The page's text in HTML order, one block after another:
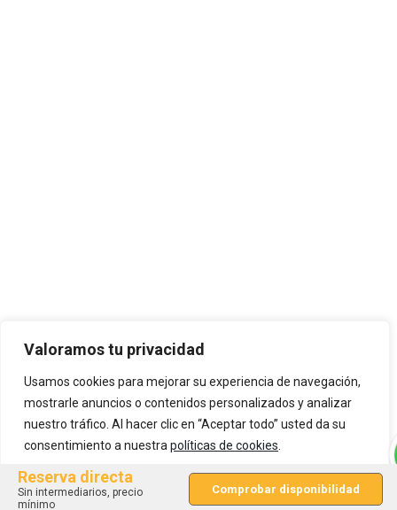
Valoramos tu privacidad
Usamos cookies para mejorar su experiencia de navegación,
mostrarle anuncios o contenidos personalizados y analizar
nuestro tráfico. Al hacer clic en “Aceptar todo” usted da su
consentimiento a nuestra políticas de cookies
ACEPTAR TODO
Reserva directa
Sin intermediarios, precio
mínimo
Comprobar disponibilidad